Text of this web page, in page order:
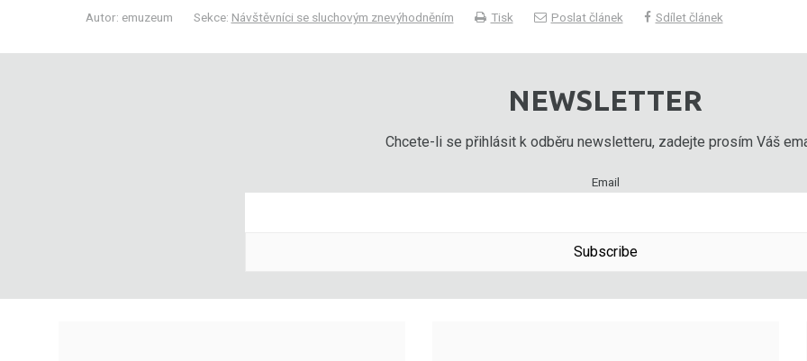
Autor: emuzeum Sekce: Návštěvníci se sluchovým znevýhodněním Tisk Poslat článek Sdílet článek
NEWSLETTER
Chcete-li se přihlásit k odběru newsletteru, zadejte prosím Váš
Email
Subscribe